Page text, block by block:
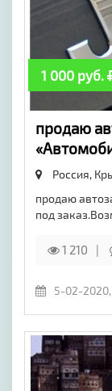
1 000 руб.
продаю
Россия,
продаю
под
1 210
5-02-2020,